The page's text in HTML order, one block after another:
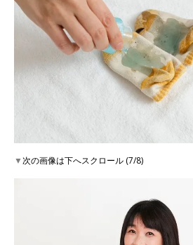
▼次の画像は下へスクロール (7/8)